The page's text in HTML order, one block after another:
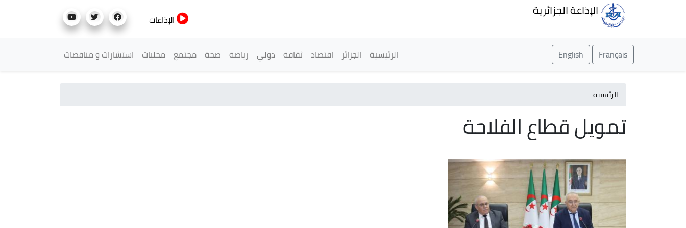
الإذاعة الجزائرية
الإذاعات
Français
English القائمة الرئيسية
الرئيسية الجزائر اقتصاد ثقافة دولي رياضة صحة مجتمع محليات استشارات و مناقصات
الرئيسية
تمويل قطاع الفلاحة